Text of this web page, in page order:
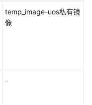
temp_image-uos私有镜
像
-